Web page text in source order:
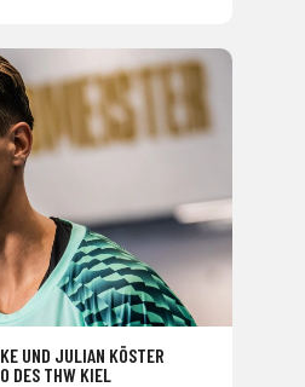
UND JULIAN KÖSTER
DES THW KIEL